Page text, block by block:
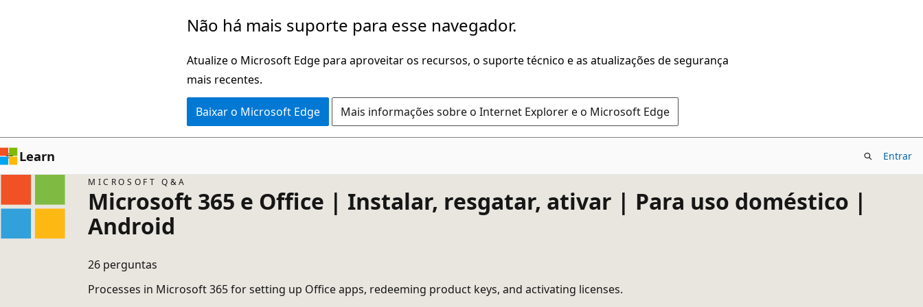
Não há mais suporte para esse navegador.
Atualize o Microsoft Edge para aproveitar os recursos, o suporte técnico e as atualizações de segurança
mais recentes.
Baixar o Microsoft Edge Mais informações sobre o Internet Explorer e o Microsoft Edge
Learn Entrar
MICROSOFT Q&A
Microsoft 365 e Office | Instalar, resgatar, ativar | Para uso doméstico |
Android
26 perguntas
Processes in Microsoft 365 for setting up Office apps, redeeming product keys, and activating licenses.